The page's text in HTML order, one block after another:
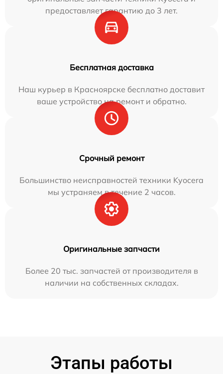
предоставляет гарантию до 3 лет.
Бесплатная доставка
Наш курьер в Красноярске бесплатно доставит
ваше устройство на ремонт и обратно.
Срочный ремонт
Большинство неисправностей техники Kyocera
мы устраняем в течение 2 часов.
Оригинальные запчасти
Более 20 тыс. запчастей от производителя в
наличии на собственных складах.
Этапы работы